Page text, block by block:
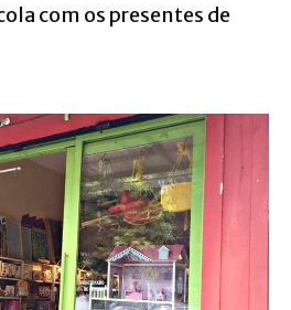
com os presentes de